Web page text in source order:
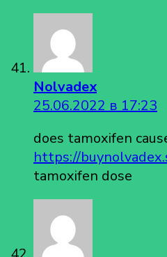
Nolvadex
25.06.2022 в 17:23
does tamoxifen
https://
tamoxifen dose